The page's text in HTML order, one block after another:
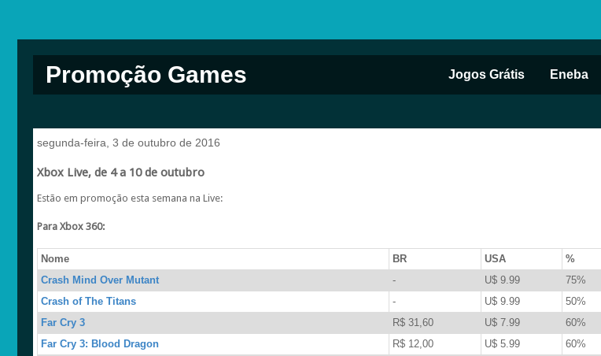
Promoção Games Jogos Grátis Eneba
segunda-feira, 3 de outubro de 2016
Xbox Live, de 4 a 10 de outubro
Estão em promoção esta semana na Live:
Para Xbox 360:
Nome BR USA %
Crash Mind Over Mutant
- U$ 9.99 75%
Crash of The Titans
- U$ 9.99 50%
Far Cry 3
R$ 31,60 U$ 7.99 60%
Far Cry 3: Blood Dragon
R$ 12,00 U$ 5.99 60%